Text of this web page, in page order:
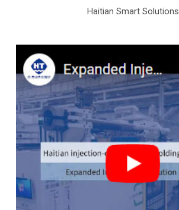
Haitian Smart Solutions